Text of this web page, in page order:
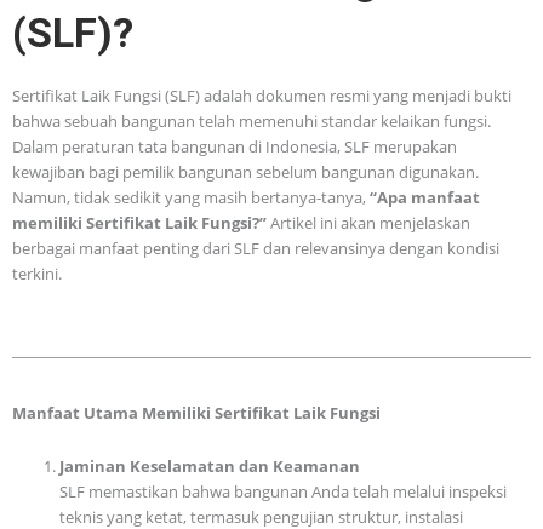
(SLF)?
Sertifikat Laik Fungsi (SLF) adalah dokumen resmi yang menjadi bukti
bahwa sebuah bangunan telah memenuhi standar kelaikan fungsi.
Dalam peraturan tata bangunan di Indonesia, SLF merupakan
kewajiban bagi pemilik bangunan sebelum bangunan digunakan.
Namun, tidak sedikit yang masih bertanya-tanya, “Apa manfaat
memiliki Sertifikat Laik Fungsi?”Artikel ini akan menjelaskan
berbagai manfaat penting dari SLF dan relevansinya dengan kondisi
terkini.
Manfaat Utama Memiliki Sertifikat Laik Fungsi
Jaminan Keselamatan dan Keamanan
SLF memastikan bahwa bangunan Anda telah melalui inspeksi
teknis yang ketat, termasuk pengujian struktur, instalasi